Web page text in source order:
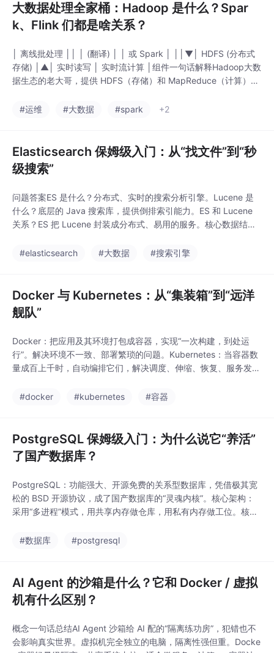
大数据处理全家桶：Hadoop 是什么？Spar
k、Flink 们都是啥关系？
│ 离线批处理 ││ │ (翻译) │ │ 或 Spark │ ││▼│ HDFS (分布式
存储) │▲│ 实时读写 │ 实时流计算 │组件一句话解释Hadoop大数
据生态的老大哥，提供 HDFS（存储）和 MapReduce（计算）。
pReduce分而治之的计算模型，但慢（每次写磁盘）。Spark用内
#运维 #大数据 #spark +2
Elasticsearch 保姆级入门：从“找文件”到“秒
级搜索”
问题答案ES 是什么？分布式、实时的搜索分析引擎。Lucene 是
什么？底层的 Java 搜索库，提供倒排索引能力。ES 和 Lucene
关系？ES 把 Lucene 封装成分布式、易用的服务。核心数据结
片，分散到不同节点，每个分片可有副本。为什么快？倒排索引 +
#elasticsearch #大数据 #搜索引擎
Docker 与 Kubernetes：从“集装箱”到“远洋
舰队”
Docker：把应用及其环境打包成容器，实现“一次构建，到处运
行”。解决环境不一致、部署繁琐的问题。Kubernetes：当容器数
量成百上千时，自动编排它们，解决调度、伸缩、恢复、服务发现
对手，而是黄金搭档。最后送你一句话：Docker 让你把应用装进
#docker #kubernetes #容器
PostgreSQL 保姆级入门：为什么说它“养活”
了国产数据库？
PostgreSQL：功能强大、开源免费的关系型数据库，凭借极其宽
松的 BSD 开源协议，成了国产数据库的“灵魂内核”。核心架构：
采用“多进程”模式，用共享内存做仓库，用私有内存做工位。核心
确保数据安全。强大生态：通过插件系统，让 PostgreSQL 能化
#数据库 #postgresql
AI Agent 的沙箱是什么？它和 Docker / 虚拟
机有什么区别？
概念一句话总结AI Agent 沙箱给 AI 配的“隔离练功房”，犯错也不
会影响真实世界。虚拟机完全独立的电脑，隔离性强但重。Docke